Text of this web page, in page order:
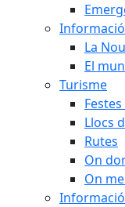
La
El
Turisme
Llocs
Rutes
On
On